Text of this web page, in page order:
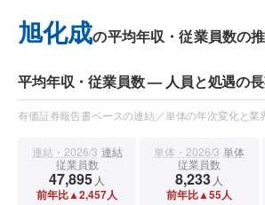
旭化成の平均年収・従業員数の
平均年収・従業員数 — 人員と処遇の
有価証券報告書ベースの連結／単体の年次変化と業
連結・2026/3 連結
従業員数
47,895 人
前年比▲2,457人
単体・2026/3 単体
従業員数
8,233 人
前年比▲55人